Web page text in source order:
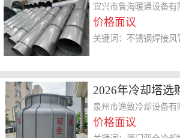
应企业，价格多
宜兴市鲁海暖通设备有
价格面议
关键词：不锈钢焊接风
2026年冷却塔选
门双全冷却塔故
及客户评价
泉州市逸致冷却设备有
价格面议